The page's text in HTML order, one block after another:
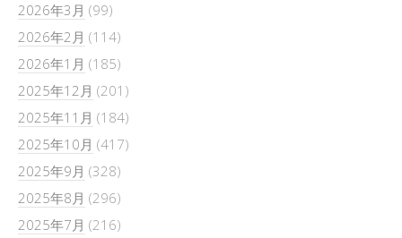
2026年3月 (99)
2026年2月 (114)
2026年1月 (185)
2025年12月 (201)
2025年11月 (184)
2025年10月 (417)
2025年9月 (328)
2025年8月 (296)
2025年7月 (216)